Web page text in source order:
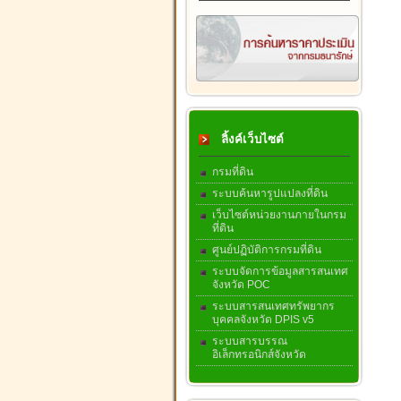
ลิ้งค์เว็บไซต์
กรมที่ดิน
ระบบค้นหารูปแปลงที่ดิน
เว็บไซต์หน่วยงานภายในกรม
ที่ดิน
ศูนย์ปฏิบัติการกรมที่ดิน
ระบบจัดการข้อมูลสารสนเทศ
จังหวัด POC
ระบบสารสนเทศทรัพยากร
บุคคลจังหวัด DPIS v5
ระบบสารบรรณ
อิเล็กทรอนิกส์จังหวัด